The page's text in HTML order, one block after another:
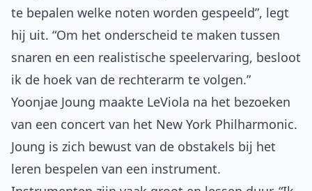
te bepalen welke noten worden gespeeld”, legt
hij uit. “Om het onderscheid te maken tussen
snaren en een realistische speelervaring, besloot
ik de hoek van de rechterarm te volgen.”
Yoonjae Joung maakte LeViola na het bezoeken
van een concert van het New York Philharmonic.
Joung is zich bewust van de obstakels bij het
leren bespelen van een instrument.